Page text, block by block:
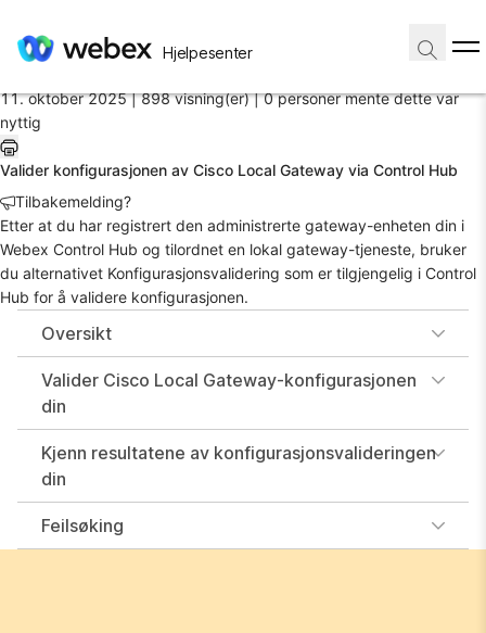
Hjelpesenter
Artikkel
11. oktober 2025 |898 visning(er) |0 personer mente dette var
nyttig
Valider konfigurasjonen av Cisco Local Gateway via Control Hub
Tilbakemelding?
Etter at du har registrert den administrerte gateway-enheten din i
Webex Control Hub og tilordnet en lokal gateway-tjeneste, bruker
du alternativet Konfigurasjonsvalidering som er tilgjengelig i Control
Hub for å validere konfigurasjonen.
Oversikt
Valider Cisco Local Gateway-konfigurasjonen
din
Kjenn resultatene av konfigurasjonsvalideringen
din
Feilsøking